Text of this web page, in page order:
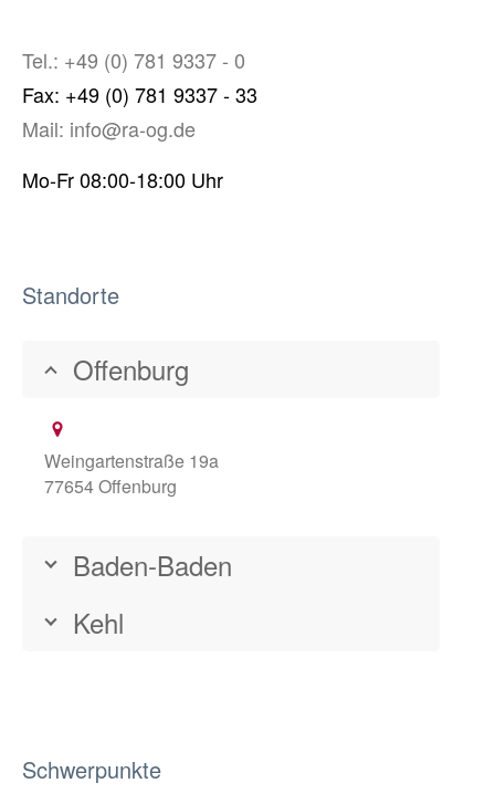
Tel.: +49 (0) 781 9337 - 0
Fax: +49 (0) 781 9337 - 33
Mail: info@ra-og.de
Mo-Fr 08:00-18:00 Uhr
Standorte
Offenburg
Weingartenstraße 19a
77654 Offenburg
Baden-Baden
Kehl
Schwerpunkte